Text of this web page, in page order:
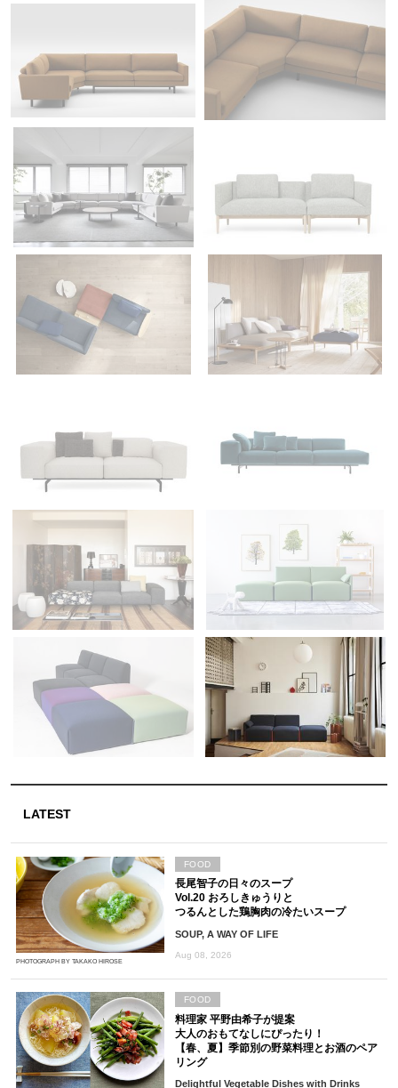
LATEST
PHOTOGRAPH BY TAKAKO HIROSE
長尾智子の日々のスープ
Vol.20 おろしきゅうりと
つるんとした鶏胸肉の冷たいスープ
SOUP, A WAY OF LIFE
Aug 08, 2026
FOOD
料理家 平野由希子が提案
大人のおもてなしにぴったり！
【春、夏】季節別の野菜料理とお酒のペア
リング
Delightful Vegetable Dishes with Drinks
FOOD